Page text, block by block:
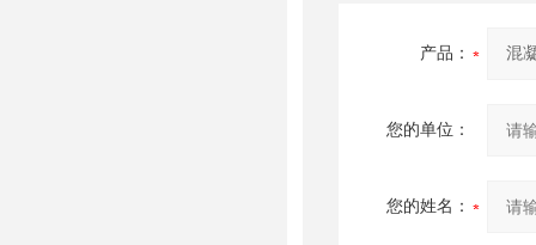
产品：
您的单位：
您的姓名：